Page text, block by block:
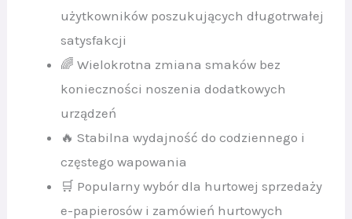
użytkowników poszukujących długotrwałej
satysfakcji
🌈 Wielokrotna zmiana smaków bez
konieczności noszenia dodatkowych
urządzeń
🔥 Stabilna wydajność do codziennego i
częstego wapowania
🛒 Popularny wybór dla hurtowej sprzedaży
e-papierosów i zamówień hurtowych